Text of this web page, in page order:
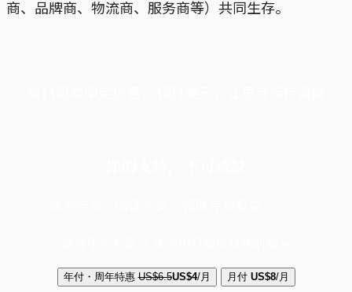
商、品牌商、物流商、服务商等）共同生存。
年付・周年特惠 US$6.5US$4/月 月付 US$8/月